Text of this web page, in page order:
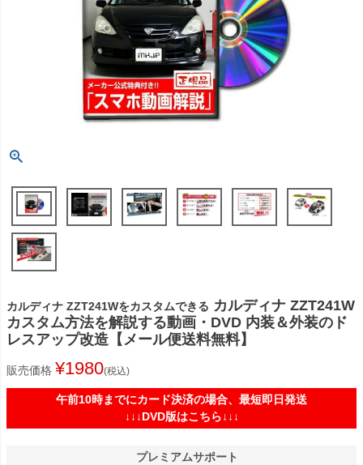
カルディナ ZZT241Wをカスタムできる カルディナ ZZT241W
カスタム方法を解説する動画・DVD 内装＆外装のド
レスアップ改造【メール便送料無料】
販売価格 ¥1980 税込
午前10時までにカード決済の場合、最短即日発送
↓↓↓DVD版はこちら↓↓↓
プレミアムサポート